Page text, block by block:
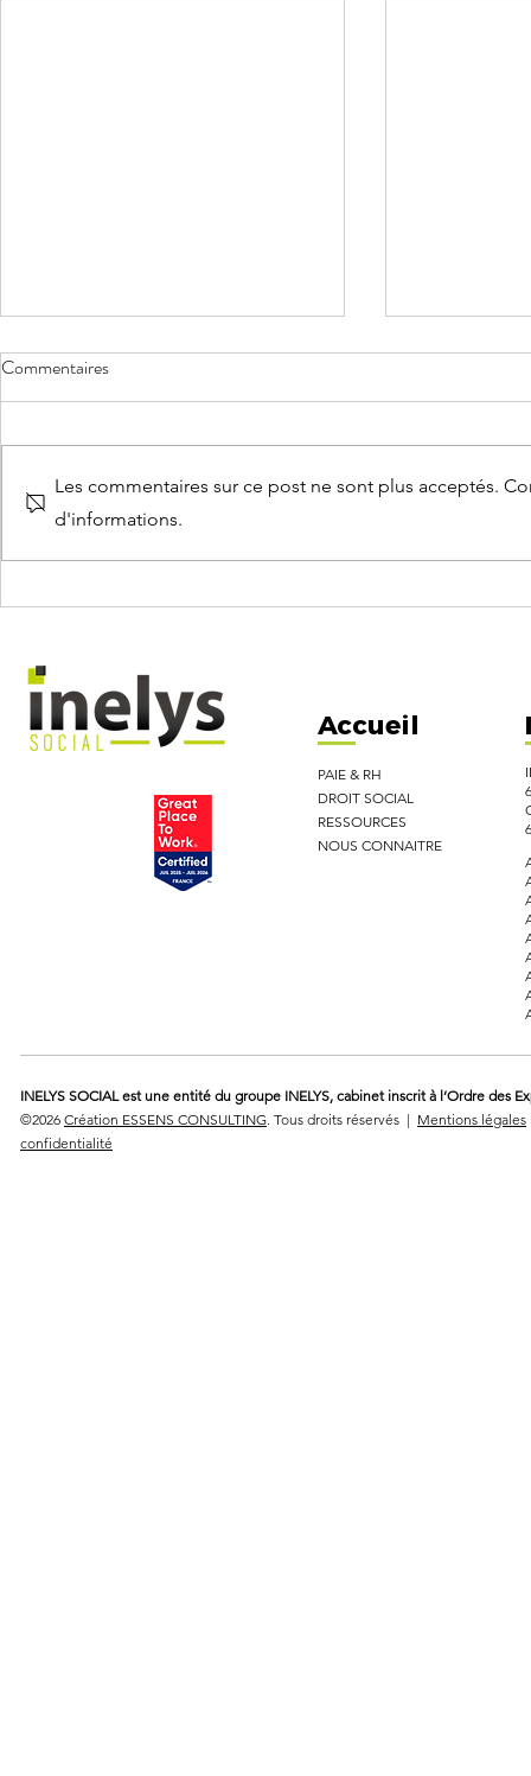
Commentaires
Les commentaires sur ce post ne sont plus acceptés.
d'informations.
Accueil
PAIE & RH
DROIT SOCIAL
RESSOURCES
NOUS CONNAITRE
INELYS SOCIAL est une entité du groupe INELYS, cabinet inscrit à l’Ordre des
©2026 Création ESSENS CONSULTING . Tous droits réservés | Mentions légales
confidentialité